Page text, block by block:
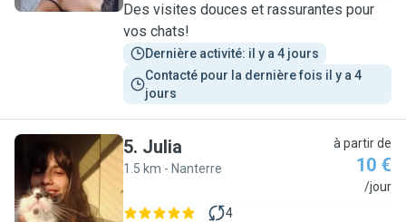
Des visites douces et rassurantes pour
vos chats!
Dernière activité: il y a 4 jours
Contacté pour la dernière fois il y a 4
jours
J
5. Julia
1.5 km - Nanterre
à partir de
10 €
/jour
4